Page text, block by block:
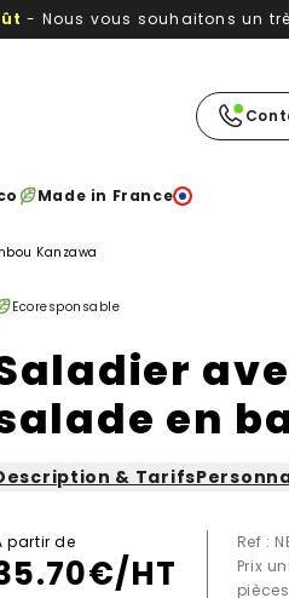
- Nous vous souhaitons un
Made in France
Kanzawa
Ecoresponsable
en
& Tarifs
partir de
€/HT
Ref :
Prix